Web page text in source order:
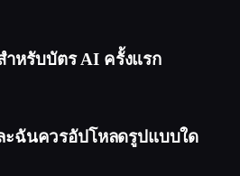
หรับบัตร AI ครั้งแรก
ะฉันควรอัปโหลดรูปแบบใด